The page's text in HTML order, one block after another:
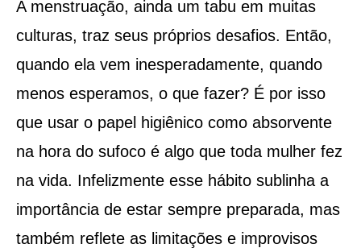
A menstruação, ainda um tabu em muitas
culturas, traz seus próprios desafios. Então,
quando ela vem inesperadamente, quando
menos esperamos, o que fazer? É por isso
que usar o papel higiênico como absorvente
na hora do sufoco é algo que toda mulher fez
na vida. Infelizmente esse hábito sublinha a
importância de estar sempre preparada, mas
também reflete as limitações e improvisos